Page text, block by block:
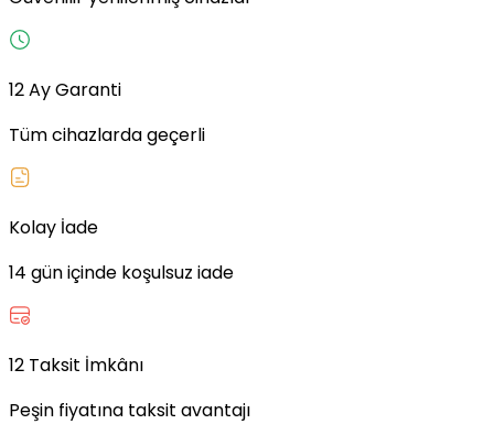
12 Ay Garanti
Tüm cihazlarda geçerli
Kolay İade
14 gün içinde koşulsuz iade
12 Taksit İmkânı
Peşin fiyatına taksit avantajı